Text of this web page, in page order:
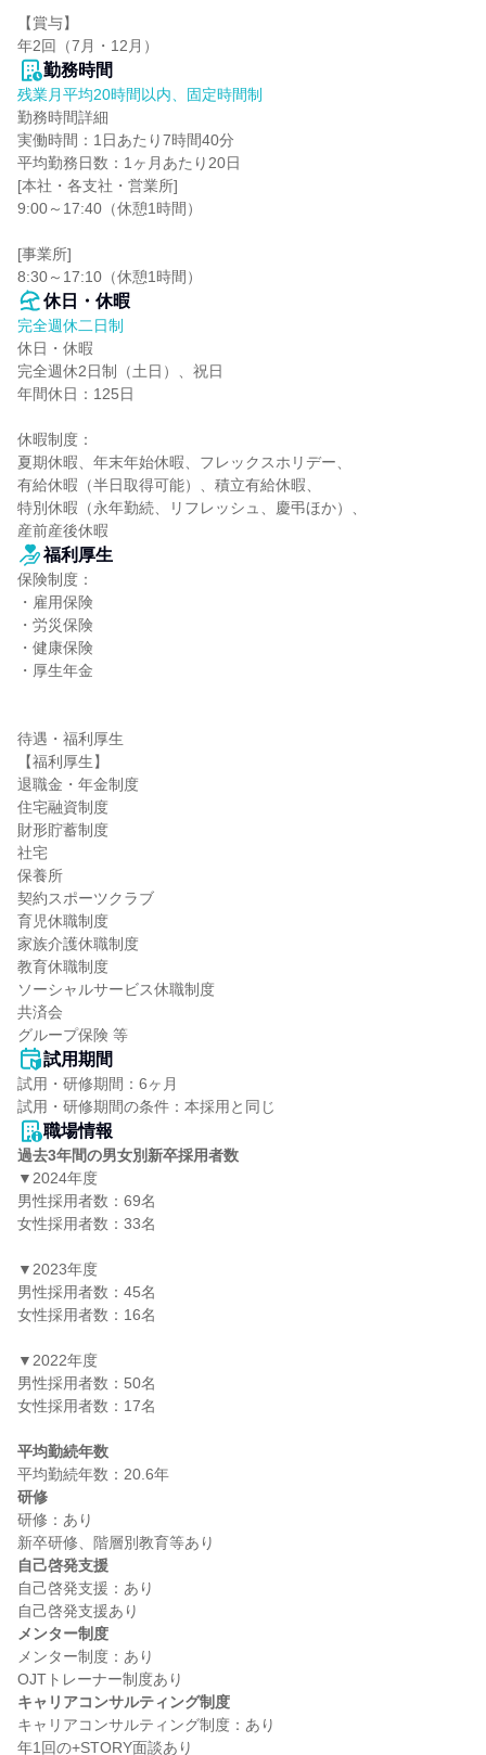
【賞与】
年2回（7月・12月）
勤務時間
残業月平均20時間以内、固定時間制
勤務時間詳細
実働時間：1日あたり7時間40分
平均勤務日数：1ヶ月あたり20日
[本社・各支社・営業所]
9:00～17:40（休憩1時間）
[事業所]
8:30～17:10（休憩1時間）
休日・休暇
完全週休二日制
休日・休暇
完全週休2日制（土日）、祝日
年間休日：125日
休暇制度：
夏期休暇、年末年始休暇、フレックスホリデー、
有給休暇（半日取得可能）、積立有給休暇、
特別休暇（永年勤続、リフレッシュ、慶弔ほか）、
産前産後休暇
福利厚生
保険制度：
・雇用保険
・労災保険
・健康保険
・厚生年金
待遇・福利厚生
【福利厚生】
退職金・年金制度
住宅融資制度
財形貯蓄制度
社宅
保養所
契約スポーツクラブ
育児休職制度
家族介護休職制度
教育休職制度
ソーシャルサービス休職制度
共済会
グループ保険 等
試用期間
試用・研修期間：6ヶ月
職場情報
過去3年間の男女別新卒採用者数
▼2024年度
男性採用者数：69名
女性採用者数：33名
▼2023年度
男性採用者数：45名
女性採用者数：16名
▼2022年度
男性採用者数：50名
女性採用者数：17名
平均勤続年数
研修
研修：あり
自己啓発支援
自己啓発支援：あり
メンター制度
メンター制度：あり
キャリアコンサルティング制度
キャリアコンサルティング制度：あり